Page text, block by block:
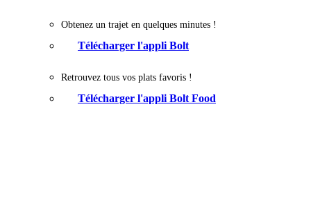
Obtenez un trajet en quelques minutes !
Télécharger l'appli Bolt
Retrouvez tous vos plats favoris !
Télécharger l'appli Bolt Food